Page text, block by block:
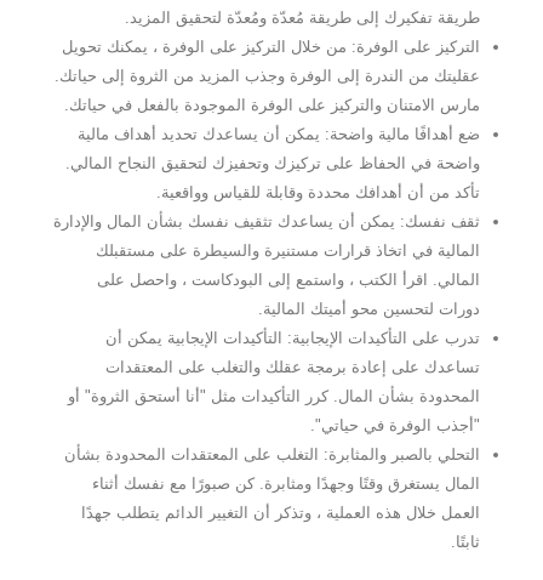
طريقة تفكيرك إلى طريقة مُعدّة ومُعدّة لتحقيق المزيد.
التركيز على الوفرة: من خلال التركيز على الوفرة ، يمكنك تحويل
عقليتك من الندرة إلى الوفرة وجذب المزيد من الثروة إلى حياتك.
مارس الامتنان والتركيز على الوفرة الموجودة بالفعل في حياتك.
ضع أهدافًا مالية واضحة: يمكن أن يساعدك تحديد أهداف مالية
واضحة في الحفاظ على تركيزك وتحفيزك لتحقيق النجاح المالي.
تأكد من أن أهدافك محددة وقابلة للقياس وواقعية.
ثقف نفسك: يمكن أن يساعدك تثقيف نفسك بشأن المال والإدارة
المالية في اتخاذ قرارات مستنيرة والسيطرة على مستقبلك
المالي. اقرأ الكتب ، واستمع إلى البودكاست ، واحصل على
دورات لتحسين محو أميتك المالية.
تدرب على التأكيدات الإيجابية: التأكيدات الإيجابية يمكن أن
تساعدك على إعادة برمجة عقلك والتغلب على المعتقدات
المحدودة بشأن المال. كرر التأكيدات مثل "أنا أستحق الثروة" أو
"أجذب الوفرة في حياتي".
التحلي بالصبر والمثابرة: التغلب على المعتقدات المحدودة بشأن
المال يستغرق وقتًا وجهدًا ومثابرة. كن صبورًا مع نفسك أثناء
العمل خلال هذه العملية ، وتذكر أن التغيير الدائم يتطلب جهدًا
ثابتًا.